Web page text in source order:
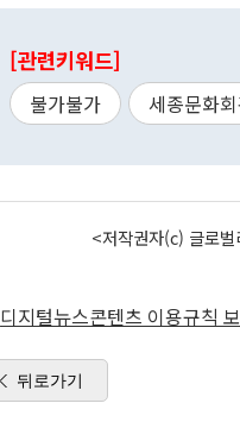
[관련키워드]
불가불가 세종문화
<저작권자(c) 글로
디지털뉴스콘텐츠 이용규칙
뒤로가기